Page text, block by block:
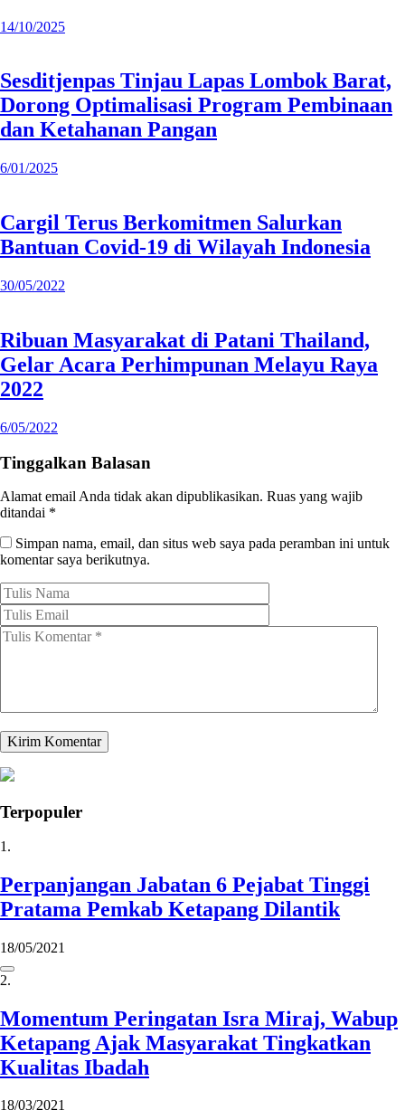
14/10/2025
Sesditjenpas Tinjau Lapas Lombok Barat,
Dorong Optimalisasi Program Pembinaan
dan Ketahanan Pangan
6/01/2025
Cargil Terus Berkomitmen Salurkan
Bantuan Covid-19 di Wilayah Indonesia
30/05/2022
Ribuan Masyarakat di Patani Thailand,
Gelar Acara Perhimpunan Melayu Raya
2022
6/05/2022
Tinggalkan Balasan
Alamat email Anda tidak akan dipublikasikan. Ruas yang wajib
ditandai *
Simpan nama, email, dan situs web saya pada peramban ini untuk
komentar saya berikutnya.
Terpopuler
1.
Perpanjangan Jabatan 6 Pejabat Tinggi
Pratama Pemkab Ketapang Dilantik
18/05/2021
2.
Momentum Peringatan Isra Miraj, Wabup
Ketapang Ajak Masyarakat Tingkatkan
Kualitas Ibadah
18/03/2021